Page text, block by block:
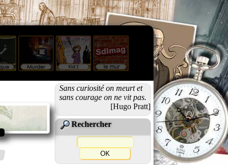
Sans curiosité on meurt et
sans courage on ne vit pas.
[Hugo Pratt]
Rechercher